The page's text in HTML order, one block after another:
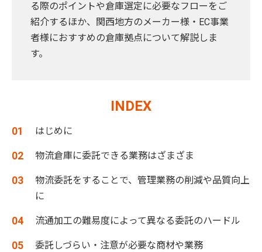
る際のポイントや倉庫選定に必要なフローをご
紹介するほか、関西地方のメーカー様・EC事業
者様におすすめの倉庫拠点について解説しま
す。
INDEX
はじめに
物流倉庫に委託できる業務はざまざま
物流委託をすることで、管理業務の削減や品質向上
に
流通加工の難易度によって異なる委託のハードル
委託しづらい・注意が必要な商材や業務